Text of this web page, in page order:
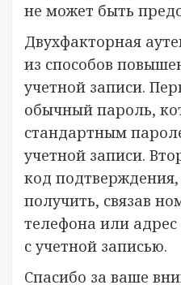
не может быть
Двухфакторная
из способов
учетной записи.
обычный пароль,
стандартным
учетной записи.
код
получить, связав
телефона или
с учетной записью.
Спасибо за ваше